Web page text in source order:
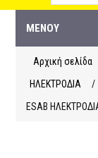
ΜΕΝΟΎ
Αρχική σελίδα
ΗΛΕΚΤΡΟΔΙΑ
/
ESAB